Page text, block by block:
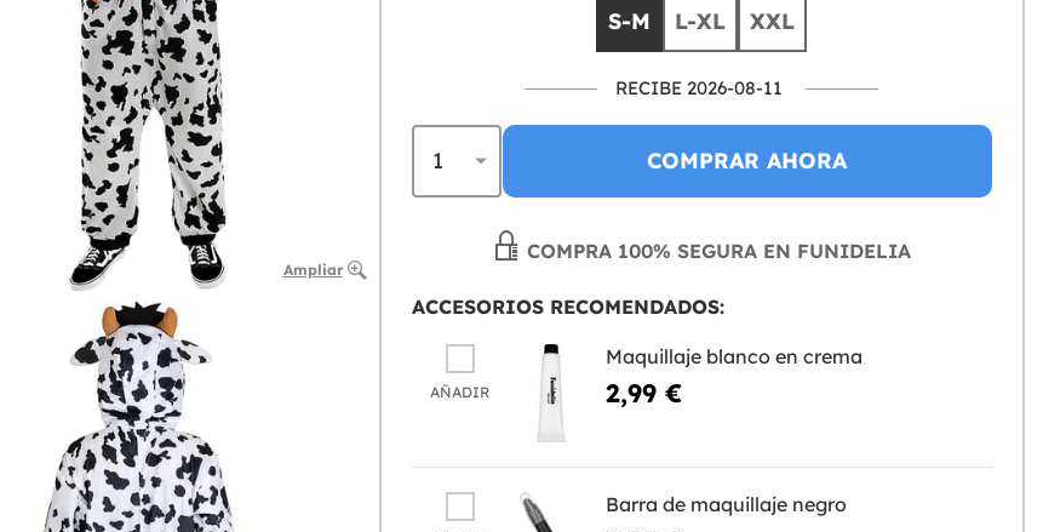
Ampliar
S-M L-XL XXL
RECIBE 2026-08-11
COMPRAR AHORA
COMPRA 100% SEGURA EN FUNIDELIA
ACCESORIOS RECOMENDADOS:
AÑADIR
Maquillaje blanco en crema
2,99 €
Barra de maquillaje negro